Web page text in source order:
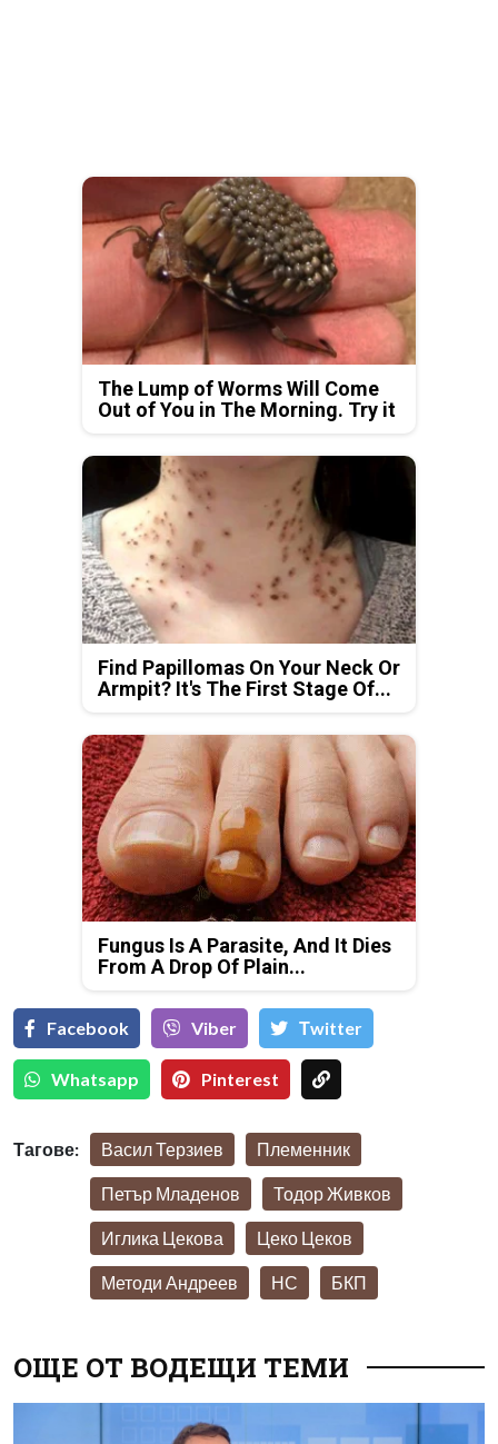
The Lump of Worms Will Come
Out of You in The Morning. Try it
Find Papillomas On Your Neck Or
Armpit? It's The First Stage Of...
Fungus Is A Parasite, And It Dies
From A Drop Of Plain...
Facebook Viber Тwitter
Whatsapp Pinterest
Тагове: Васил Терзиев Племенник
Петър Младенов Тодор Живков
Иглика Цекова Цеко Цеков
Методи Андреев НС БКП
ОЩЕ ОТ ВОДЕЩИ ТЕМИ